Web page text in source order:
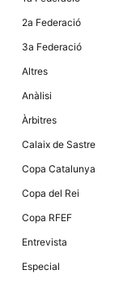
2a Federació
3a Federació
Altres
Anàlisi
Àrbitres
Calaix de Sastre
Copa Catalunya
Copa del Rei
Copa RFEF
Entrevista
Especial